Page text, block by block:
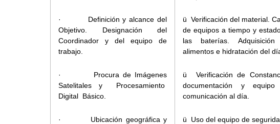
· Definición y alcance del
Objetivo. Designación del
Coordinador y del equipo de
trabajo.
· Procura de Imágenes
Satelitales y Procesamiento
Digital Básico.
· Ubicación geográfica y
ü Verificación del material.
de equipos a tiempo y
las baterías.
alimentos e hidratación del
ü Verificación de
documentación y
comunicación al día.
ü Uso del equipo de